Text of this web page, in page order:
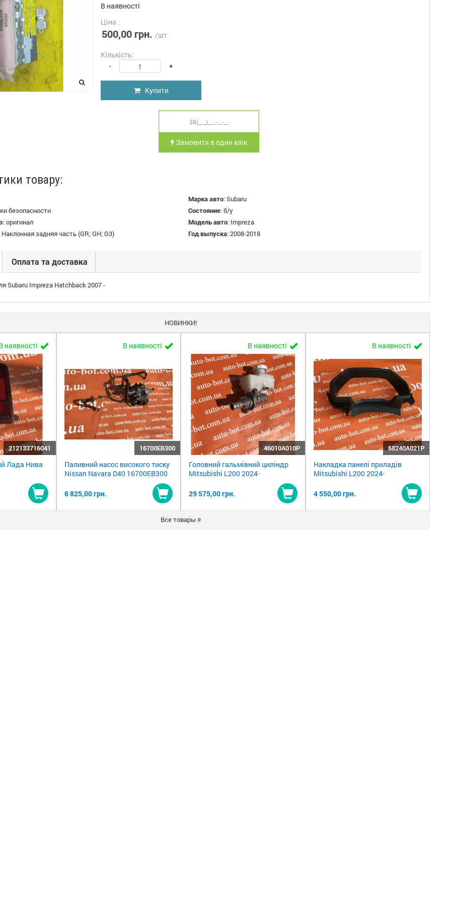
В наявності
Ціна :
500,00 грн. /шт
Кількість:
- +
Купити
Замовити в один клік
товару:
Марка авто:Subaru
безопасности
Состояние:б/у
:оригинал Модель авто: Impreza
задняя часть (GR; GH; G3)
Год выпуска:2008-2018
Оплата та доставка
Subaru Impreza Hatchback 2007 -
НОВИНКИ!
наявності
212133716041
Лада Нива
Купити
В наявності
16700EB300
Паливний насос високого тиску
Nissan Navara D40 16700EB300
6 825,00 грн.
Купити
В наявності
46010A010P
Головний гальмівний циліндр
Mitsubishi L200 2024-
29 575,00 грн.
Купити
В наявності
68240A021P
Накладка панелі приладів
Mitsubishi L200 2024-
4 550,00 грн.
Купити
Все товары